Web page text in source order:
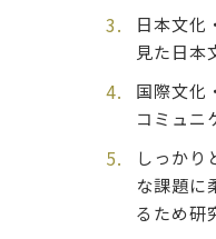
日本文化
見た日本
国際文化
コミュニ
しっかり
な課題に
るため研